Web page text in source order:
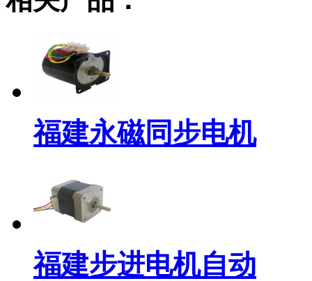
福建永磁同步电机
福建步进电机自动